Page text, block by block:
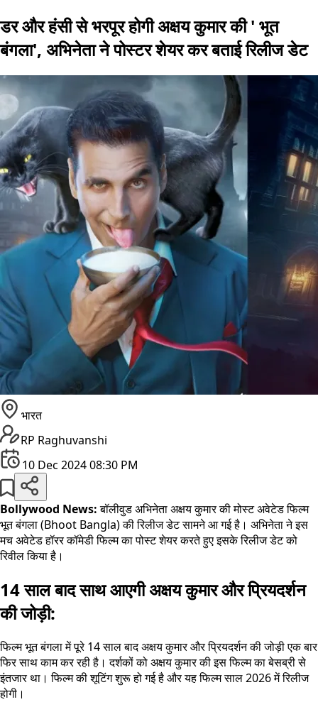
डर और हंसी से भरपूर होगी अक्षय कुमार की ' भूत
बंगला', अभिनेता ने पोस्टर शेयर कर बताई रिलीज डेट
भारत
RP Raghuvanshi
10 Dec 2024 08:30 PM
Bollywood News:बॉलीवुड अभिनेता अक्षय कुमार की मोस्ट अवेटेड फिल्म
भूत बंगला (Bhoot Bangla) की रिलीज डेट सामने आ गई है। अभिनेता ने इस
मच अवेटेड हॉरर कॉमेडी फिल्म का पोस्ट शेयर करते हुए इसके रिलीज डेट को
रिवील किया है।
14 साल बाद साथ आएगी अक्षय कुमार और प्रियदर्शन
की जोड़ी:
फिल्म भूत बंगला में पूरे 14 साल बाद अक्षय कुमार और प्रियदर्शन की जोड़ी एक बार
फिर साथ काम कर रही है। दर्शकों को अक्षय कुमार की इस फिल्म का बेसब्री से
इंतजार था। फिल्म की शूटिंग शुरू हो गई है और यह फिल्म साल 2026 में रिलीज
होगी।